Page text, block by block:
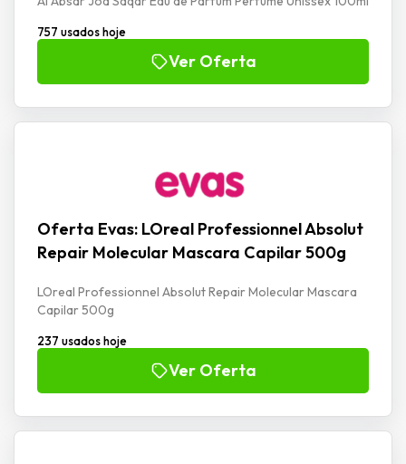
757 usados hoje
Ver Oferta
Oferta Evas: LOreal Professionnel Absolut
Repair Molecular Mascara Capilar 500g
LOreal Professionnel Absolut Repair Molecular Mascara
Capilar 500g
237 usados hoje
Ver Oferta